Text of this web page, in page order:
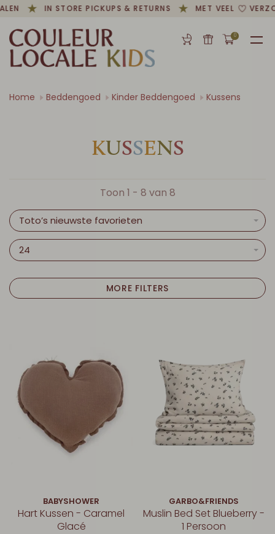
IN STORE PICKUPS & RETURNS MET VEEL
0
Home Beddengoed Kinder Beddengoed Kussens
KUSSENS
Toon 1 - 8 van 8
Toto’s nieuwste favorieten
24
MORE FILTERS
BABYSHOWER
Hart Kussen - Caramel
Glacé
GARBO&FRIENDS
Muslin Bed Set Blueberry -
1 Persoon